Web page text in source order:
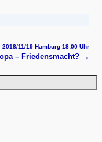
2018/11/19 Hamburg 18:00 Uhr
– Friedensmacht? →